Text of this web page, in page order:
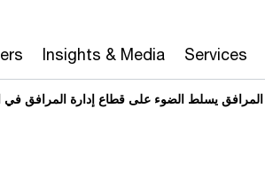
Services
Insights & Media
يسلط الضوء على قطاع إدارة المرافق في